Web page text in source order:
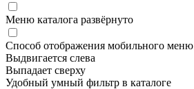
Меню каталога развёрнуто
Способ отображения мобильного меню
Выдвигается слева
Выпадает сверху
Удобный умный фильтр в каталоге